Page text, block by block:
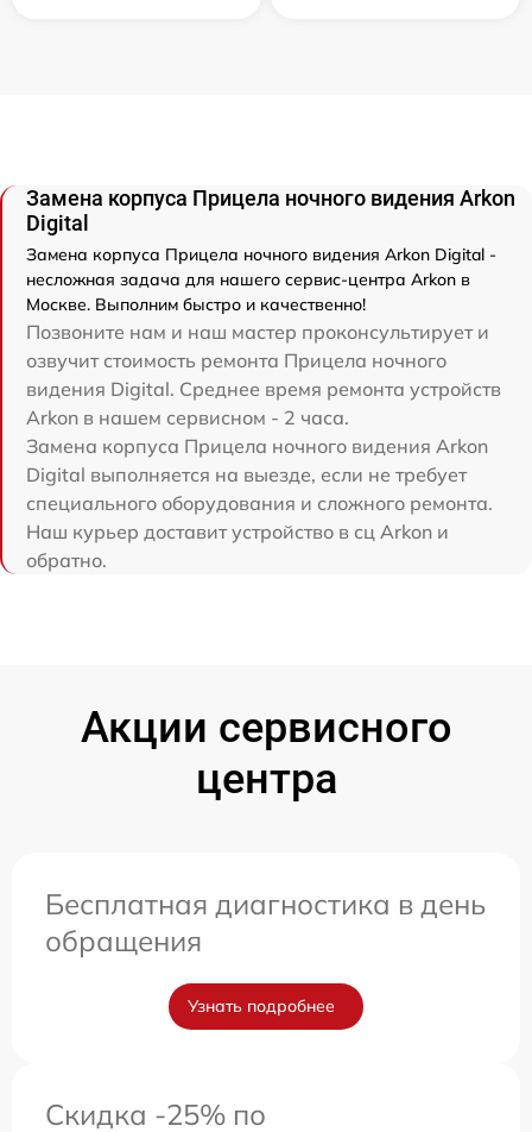
Замена корпуса Прицела ночного видения Arkon
Digital
Замена корпуса Прицела ночного видения Arkon Digital -
несложная задача для нашего сервис-центра Arkon в
Москве. Выполним быстро и качественно!
Позвоните нам и наш мастер проконсультирует и
озвучит стоимость ремонта Прицела ночного
видения Digital. Среднее время ремонта устройств
Arkon в нашем сервисном - 2 часа.
Замена корпуса Прицела ночного видения Arkon
Digital выполняется на выезде, если не требует
специального оборудования и сложного ремонта.
Наш курьер доставит устройство в сц Arkon и
обратно.
Акции сервисного
центра
Бесплатная диагностика в день
обращения
Узнать подробнее
Скидка -25% по